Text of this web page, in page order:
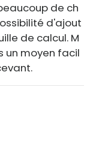
de ch
d'ajout
de calcul. M
un moyen facil